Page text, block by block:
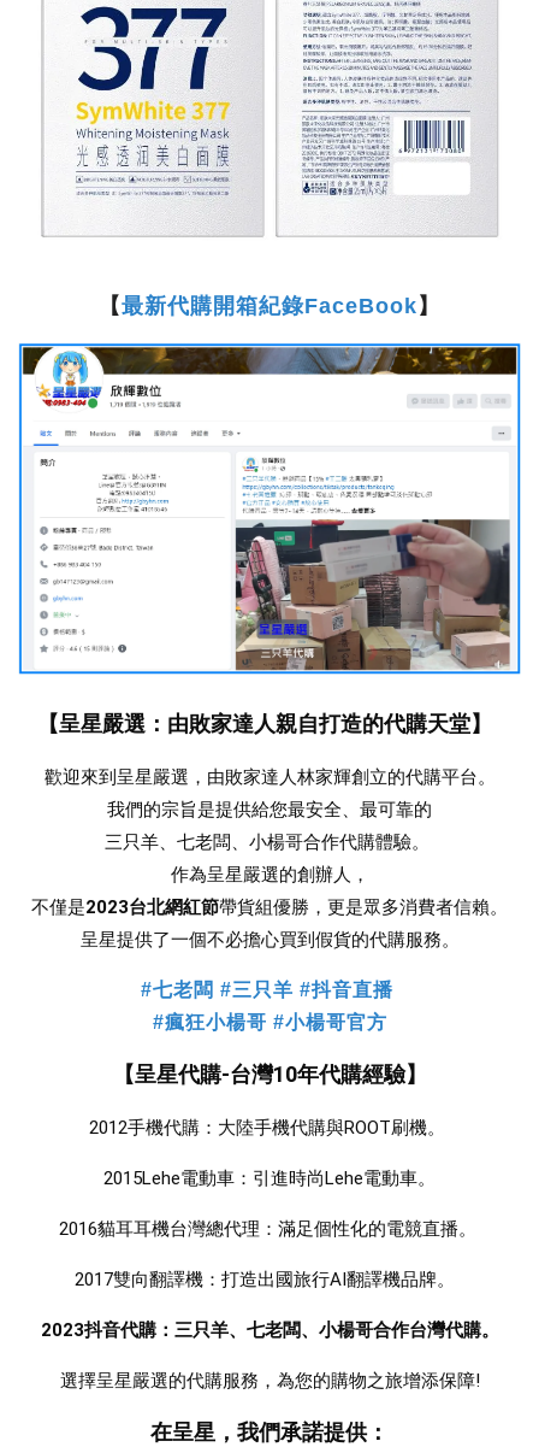
【最新代購開箱紀錄FaceBook 】
【呈星嚴選：由敗家達人親自打造的代購天堂】
歡迎來到呈星嚴選，由敗家達人林家輝創立的代購平台。
我們的宗旨是提供給您最安全、最可靠的
三只羊、七老闆、小楊哥合作代購體驗。
作為呈星嚴選的創辦人，
不僅是2023台北網紅節帶貨組優勝，更是眾多消費者信賴。
呈星提供了一個不必擔心買到假貨的代購服務。
#七老闆 #三只羊 #抖音直播
#瘋狂小楊哥 #小楊哥官方
【呈星代購-台灣10年代購經驗】
2012手機代購：大陸手機代購與ROOT刷機。
2015Lehe電動車：引進時尚Lehe電動車。
2016貓耳耳機台灣總代理：滿足個性化的電競直播。
2017雙向翻譯機：打造出國旅行AI翻譯機品牌。
2023抖音代購：三只羊、七老闆、小楊哥合作台灣代購。
選擇呈星嚴選的代購服務，為您的購物之旅增添保障!
在呈星，我們承諾提供：